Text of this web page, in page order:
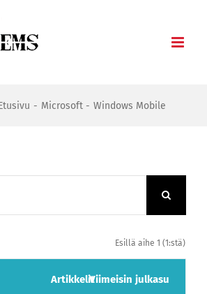
Microsoft Windows Mobile
Esillä aihe 1 (1:stä)
ArtikkelitViimeisin julkasu